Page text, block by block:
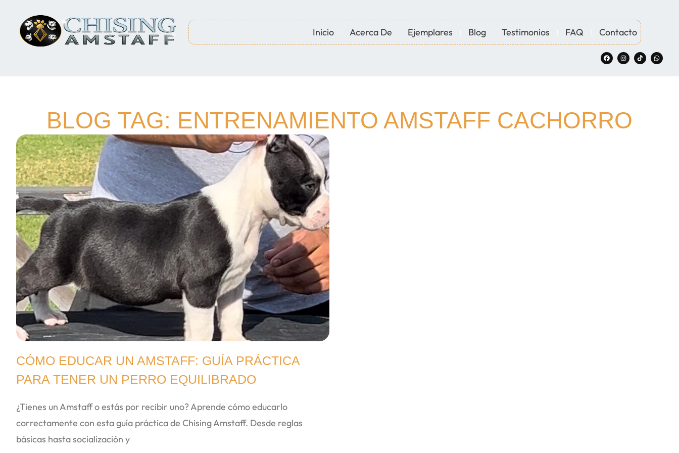
Inicio Acerca De Ejemplares Blog Testimonios FAQ Contacto
BLOG TAG: ENTRENAMIENTO AMSTAFF CACHORRO
CÓMO EDUCAR UN AMSTAFF: GUÍA PRÁCTICA
PARA TENER UN PERRO EQUILIBRADO
¿Tienes un Amstaff o estás por recibir uno? Aprende cómo educarlo
correctamente con esta guía práctica de Chising Amstaff. Desde reglas
básicas hasta socialización y